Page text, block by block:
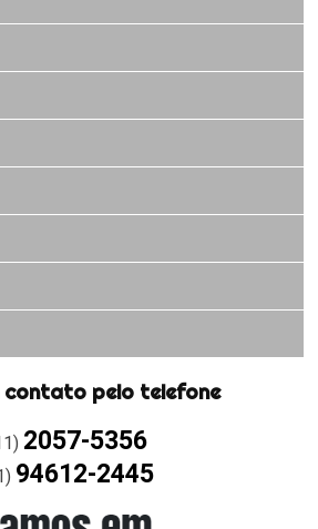
contato pelo telefone
2057-5356
94612-2445